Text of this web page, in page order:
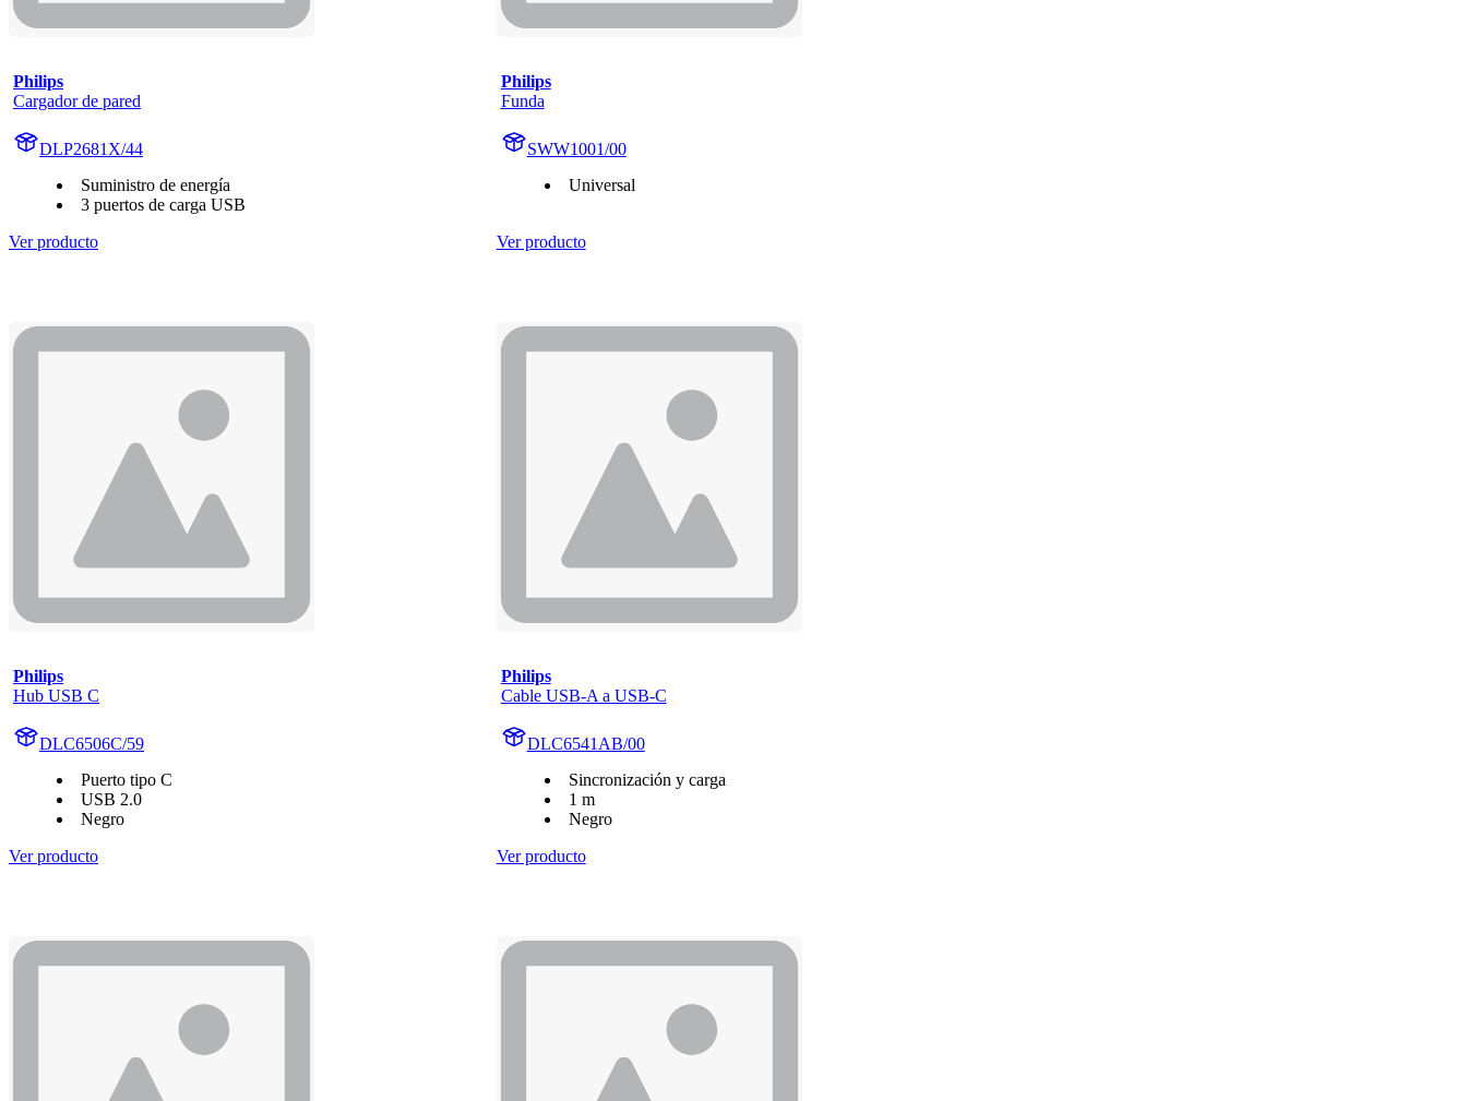
Philips
Cargador de pared
DLP2681X/44
Suministro de energía
3 puertos de carga USB
Ver producto
Philips
Funda
SWW1001/00
Universal
Ver producto
Philips
Hub USB C
DLC6506C/59
Puerto tipo C
USB 2.0
Negro
Ver producto
Philips
Cable USB-A a USB-C
DLC6541AB/00
Sincronización y carga
1 m
Negro
Ver producto